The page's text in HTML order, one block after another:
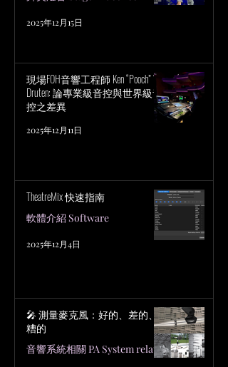
2025年12月15日
現場FOH音響工程師 Ken “Pooch” Van
Druten: 論專業級音控與世界級音
控之差異
2025年12月11日
TheatreMix 快速指南
軟體介紹 Software
2025年12月4日
🎤 測量麥克風：好的、差的、
糟的
音響系統相關 PA System related